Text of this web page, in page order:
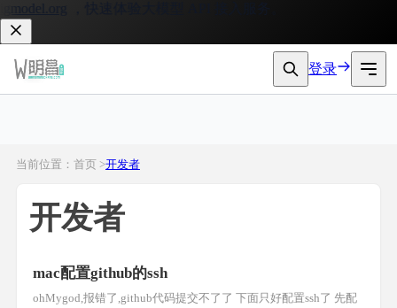
，快速体验大模型 API 接入服务。
登录
当前位置：首页 >开发者
开发者
mac配置github的ssh
ohMygod,报错了,github代码提交不了了 下面只好配置ssh了 先配